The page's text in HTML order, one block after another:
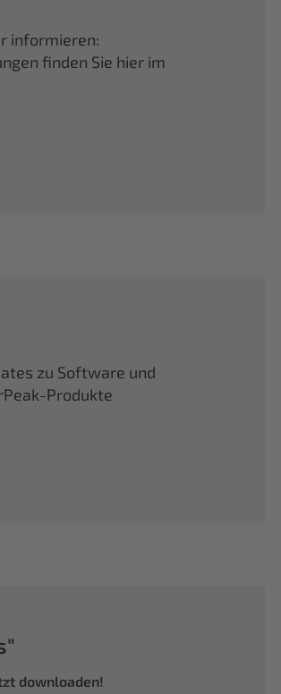
informieren:
finden Sie hier im
zu Software und
Produkte
downloaden!